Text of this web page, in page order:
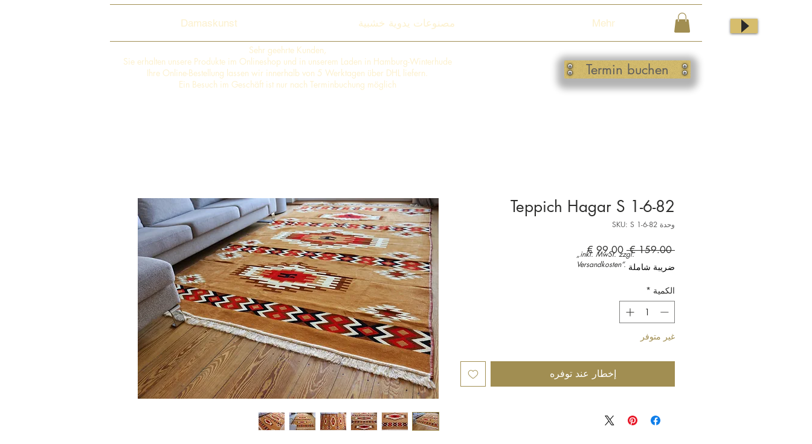
Damaskunst مصنوعات يدوية خشبية Mehr
Sehr geehrte Kunden,
Sie erhalten unsere Produkte im Onlineshop und in unserem Laden in Hamburg-Winterhude
Ihre Online-Bestellung lassen wir innerhalb von 5 Werktagen über DHL liefern.
Ein Besuch im Geschäft ist nur nach Terminbuchung möglich
Termin buchen
Teppich Hagar S 1-6-82
وحدة SKU: S 1-6-82
‏159.00 €
سعر
عادي
سعر
البيع
ضريبة شاملة
الكمية *
غير متوفر
إخطار عند توفره
„inkl. MwSt. zzgl.
Versandkosten“.